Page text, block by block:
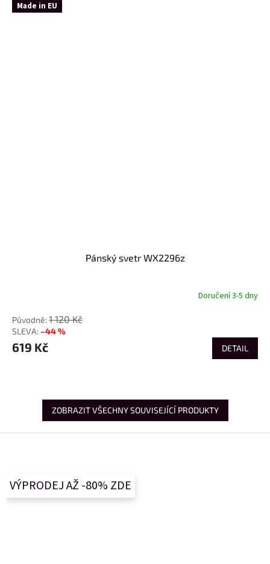
Made in EU
Pánský svetr WX2296z
Doručení 3-5 dny
1 120 Kč
–44 %
619 Kč DETAIL
ZOBRAZIT VŠECHNY SOUVISEJÍCÍ PRODUKTY
VÝPRODEJ AŽ -80% ZDE